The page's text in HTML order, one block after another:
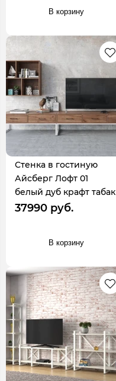
В корзину
Стенка в гостиную
Айсберг Лофт 01
белый дуб крафт табак
37990 руб.
В корзину